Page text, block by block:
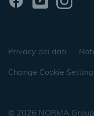
Privacy dei dati
Change Cookie
© 2026 NORMA